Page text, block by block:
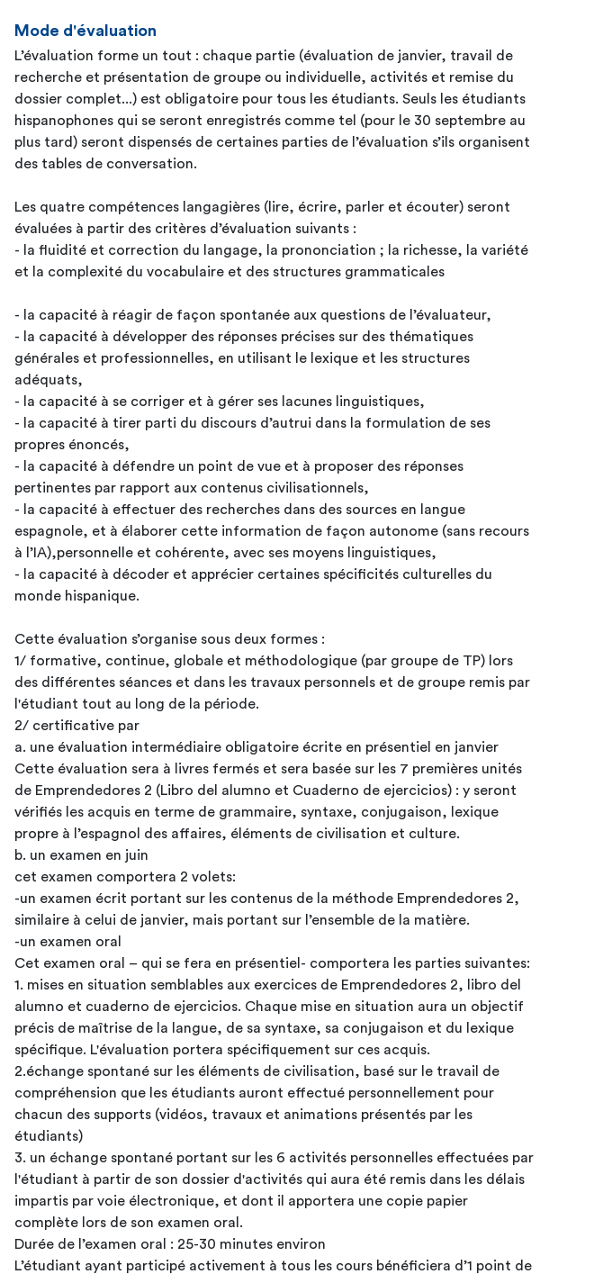
Mode d'évaluation
L’évaluation forme un tout : chaque partie (évaluation de janvier, travail de
recherche et présentation de groupe ou individuelle, activités et remise du
dossier complet...) est obligatoire pour tous les étudiants. Seuls les étudiants
hispanophones qui se seront enregistrés comme tel (pour le 30 septembre au
plus tard) seront dispensés de certaines parties de l’évaluation s’ils organisent
des tables de conversation.
Les quatre compétences langagières (lire, écrire, parler et écouter) seront
évaluées à partir des critères d’évaluation suivants :
- la fluidité et correction du langage, la prononciation ; la richesse, la variété
et la complexité du vocabulaire et des structures grammaticales
- la capacité à réagir de façon spontanée aux questions de l’évaluateur,
- la capacité à développer des réponses précises sur des thématiques
générales et professionnelles, en utilisant le lexique et les structures
adéquats,
- la capacité à se corriger et à gérer ses lacunes linguistiques,
- la capacité à tirer parti du discours d’autrui dans la formulation de ses
propres énoncés,
- la capacité à défendre un point de vue et à proposer des réponses
pertinentes par rapport aux contenus civilisationnels,
- la capacité à effectuer des recherches dans des sources en langue
espagnole, et à élaborer cette information de façon autonome (sans recours
à l’IA),personnelle et cohérente, avec ses moyens linguistiques,
- la capacité à décoder et apprécier certaines spécificités culturelles du
monde hispanique.
Cette évaluation s’organise sous deux formes :
1/ formative, continue, globale et méthodologique (par groupe de TP) lors
des différentes séances et dans les travaux personnels et de groupe remis par
l'étudiant tout au long de la période.
2/ certificative par
a. une évaluation intermédiaire obligatoire écrite en présentiel en janvier
Cette évaluation sera à livres fermés et sera basée sur les 7 premières unités
de Emprendedores 2 (Libro del alumno et Cuaderno de ejercicios) : y seront
vérifiés les acquis en terme de grammaire, syntaxe, conjugaison, lexique
propre à l’espagnol des affaires, éléments de civilisation et culture.
b. un examen en juin
cet examen comportera 2 volets:
-un examen écrit portant sur les contenus de la méthode Emprendedores 2,
similaire à celui de janvier, mais portant sur l’ensemble de la matière.
-un examen oral
Cet examen oral – qui se fera en présentiel- comportera les parties suivantes:
1. mises en situation semblables aux exercices de Emprendedores 2, libro del
alumno et cuaderno de ejercicios. Chaque mise en situation aura un objectif
précis de maîtrise de la langue, de sa syntaxe, sa conjugaison et du lexique
spécifique. L'évaluation portera spécifiquement sur ces acquis.
2.échange spontané sur les éléments de civilisation, basé sur le travail de
compréhension que les étudiants auront effectué personnellement pour
chacun des supports (vidéos, travaux et animations présentés par les
étudiants)
3. un échange spontané portant sur les 6 activités personnelles effectuées par
l'étudiant à partir de son dossier d'activités qui aura été remis dans les délais
impartis par voie électronique, et dont il apportera une copie papier
complète lors de son examen oral.
Durée de l’examen oral : 25-30 minutes environ
L’étudiant ayant participé activement à tous les cours bénéficiera d’1 point de